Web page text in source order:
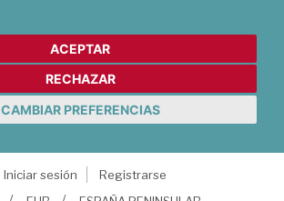
ACEPTAR
RECHAZAR
CAMBIAR PREFERENCIAS
Iniciar sesión
Registrarse